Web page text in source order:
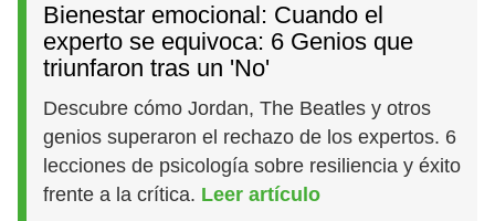
Bienestar emocional: Cuando el
experto se equivoca: 6 Genios que
triunfaron tras un 'No'
Descubre cómo Jordan, The Beatles y otros
genios superaron el rechazo de los expertos. 6
lecciones de psicología sobre resiliencia y éxito
frente a la crítica. Leer artículo